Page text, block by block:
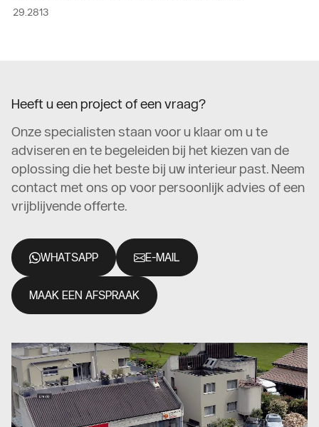
29.2813
Heeft u een project of een vraag?
Onze specialisten staan voor u klaar om u te
adviseren en te begeleiden bij het kiezen van de
oplossing die het beste bij uw interieur past. Neem
contact met ons op voor persoonlijk advies of een
vrijblijvende offerte.
WHATSAPP E-MAIL
MAAK EEN AFSPRAAK